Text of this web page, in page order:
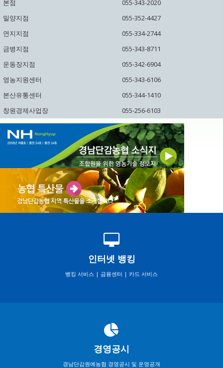
본점
055-343-2020
밀양지점
055-352-4427
연지지점
055-334-2744
금병지점
055-343-8711
운동장지점
055-342-6904
영농지원센터
055-343-6106
본산유통센터
055-344-1410
창원경제사업장
055-256-6103
인터넷 뱅킹
뱅킹 서비스 | 금융센터 | 카드 서비스
경영공시
경남단감원예농협 경영공시 및 운영공개